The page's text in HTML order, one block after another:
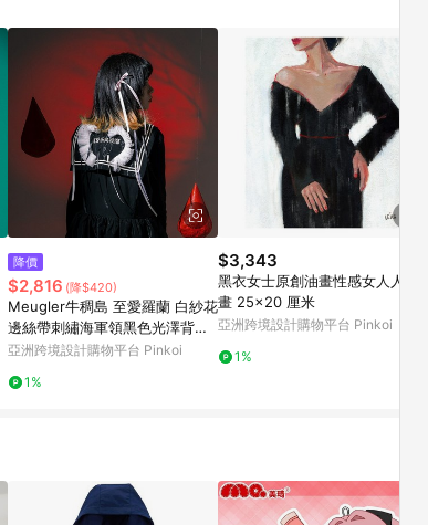
降價
$2,816 (降$420)
Meugler牛稠島 至愛羅蘭 白紗花
邊絲帶刺繡海軍領黑色光澤背心
裙
亞洲跨境設計購物平台 Pinkoi
1%
$3,343
黑衣女士原創油畫性感女人人體
畫 25x20 厘米
亞洲跨境設計購物平台 Pinkoi
1%